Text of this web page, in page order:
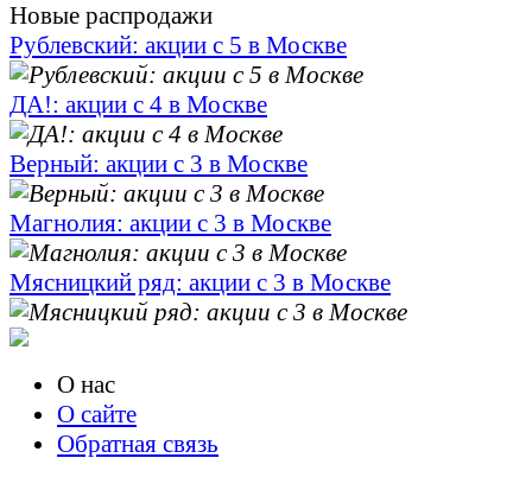
Новые распродажи
Рублевский: акции с 5 в Москве
ДА!: акции с 4 в Москве
Верный: акции с 3 в Москве
Магнолия: акции с 3 в Москве
Мясницкий ряд: акции с 3 в Москве
О нас
О сайте
Обратная связь